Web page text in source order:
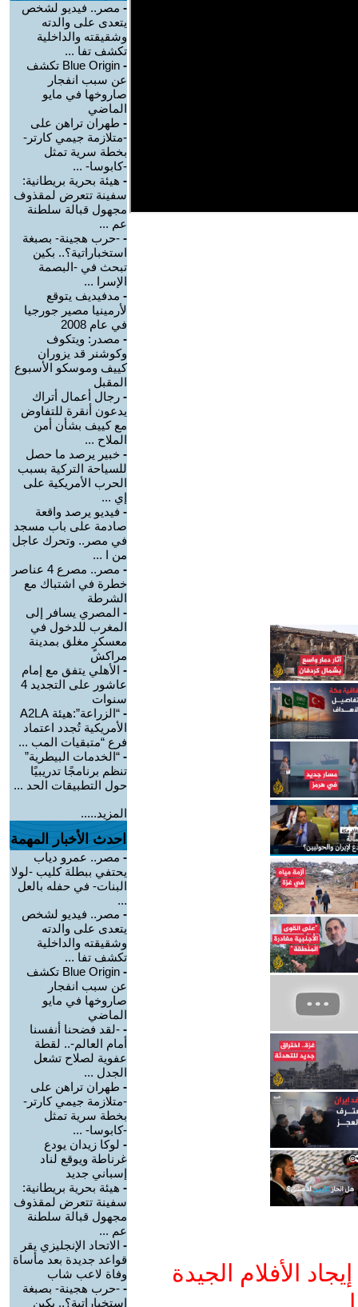
الأفلام الجيدة
- مصر.. فيديو لشخص
يتعدى على والدته
وشقيقته والداخلية
تكشف تفا ...
-
Blue Origin تكشف
عن سبب انفجار
صاروخها في مايو
الماضي
- طهران تراهن على
-متلازمة جيمي كارتر-
بخطة سرية تمثل
-كابوسا- ...
- هيئة بحرية بريطانية:
سفينة تتعرض لمقذوف
مجهول قبالة سلطنة
عم ...
- -حرب هجينة- بصبغة
استخباراتية؟.. بكين
تبحث في -البصمة
الإسرا ...
- مدفيديف يتوقع
لأرمينيا مصير جورجيا
في عام 2008
- مصدر: ويتكوف
وكوشنر قد يزوران
كييف وموسكو الأسبوع
المقبل
- رجال أعمال أتراك
يدعون أنقرة للتفاوض
مع كييف بشأن أمن
الملاح ...
- خبير يرصد ما حصل
للسياحة التركية بسبب
الحرب الأمريكية على
إي ...
- فيديو يرصد واقعة
صادمة على باب مسجد
في مصر.. وتحرك عاجل
من ا ...
-
مصر.. مصرع 4 عناصر
خطرة في اشتباك مع
الشرطة
- المصري يسافر إلى
المغرب للدخول في
معسكرٍ مغلق بمدينة
مراكش
- الأهلي يتفق مع إمام
عاشور على التجديد 4
سنوات
-
“الزراعة”:هيئة A2LA
الأمريكية تُجدد اعتماد
فرع “متبقيات المب ...
- “الخدمات البيطرية”
تنظم برنامجًا تدريبيًا
حول التطبيقات الحد ...
المزيد.....
احدث الأخبار المهمة
- مصر.. عمرو دياب
يحتفي ببطلة كليب -لولا
البنات- في حفله بالعل
...
- مصر.. فيديو لشخص
يتعدى على والدته
وشقيقته والداخلية
تكشف تفا ...
-
Blue Origin تكشف
عن سبب انفجار
صاروخها في مايو
الماضي
- -لقد فضحنا أنفسنا
أمام العالم-.. لقطة
عفوية لصلاح تشعل
الجدل ...
- طهران تراهن على
-متلازمة جيمي كارتر-
بخطة سرية تمثل
-كابوسا- ...
- لوكا زيدان يودع
غرناطة ويوقع لناد
إسباني جديد
- هيئة بحرية بريطانية:
سفينة تتعرض لمقذوف
مجهول قبالة سلطنة
عم ...
- الاتحاد الإنجليزي يقر
قواعد جديدة بعد مأساة
وفاة لاعب شاب
- -حرب هجينة- بصبغة
استخباراتية؟.. بكين